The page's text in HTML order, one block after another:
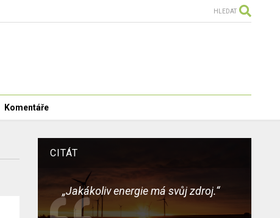
HLEDAT
Komentáře
CITÁT
„Jakákoliv energie má svůj zdroj.“